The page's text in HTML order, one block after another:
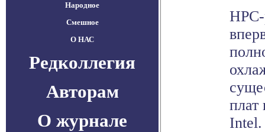
Народное
Смешное
О НАС
Редколлегия
Авторам
О журнале
плат
Intel.